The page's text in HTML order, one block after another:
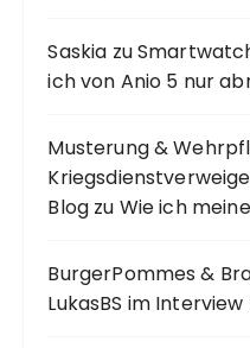
Saskia zu
ich von Anio 5 nur
Musterung &
Blog zu Wie ich
BurgerPommes &
LukasBS im Interview